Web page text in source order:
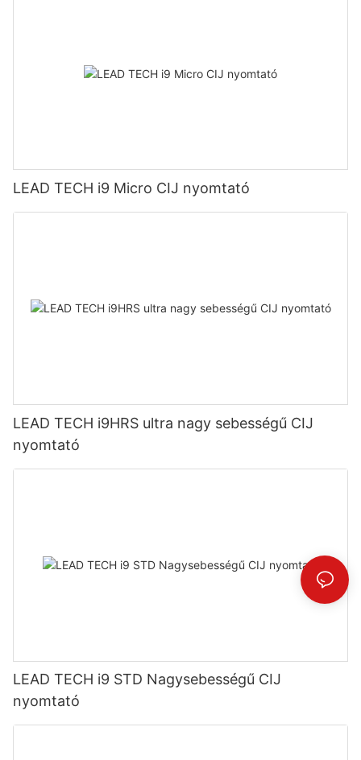
LEAD TECH i9 Micro CIJ nyomtató
LEAD TECH i9HRS ultra nagy sebességű CIJ
nyomtató
LEAD TECH i9 STD Nagysebességű CIJ
nyomtató